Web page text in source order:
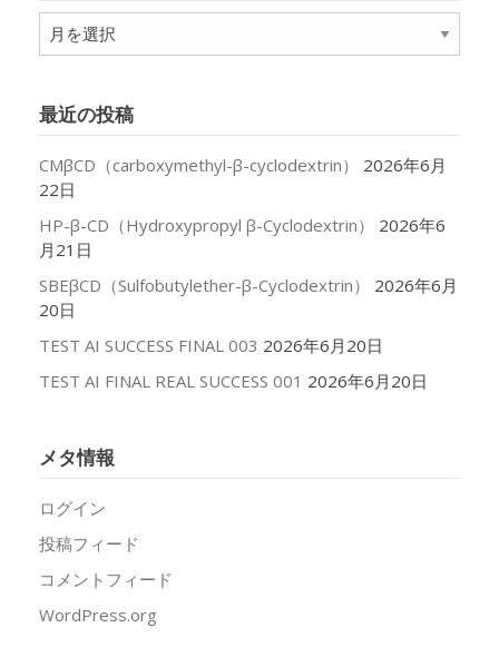
ア
ー
ブ
最近の投稿
CMβCD（carboxymethyl-β-cyclodextrin）
2026年6月
22日
HP-β-CD（Hydroxypropyl β-Cyclodextrin）
2026年6
月21日
SBEβCD（Sulfobutylether-β-Cyclodextrin）
2026年6月
20日
TEST AI SUCCESS FINAL 003 2026年6月20日
TEST AI FINAL REAL SUCCESS 001 2026年6月20日
メタ情報
ログイン
投稿フィード
コメントフィード
WordPress.org